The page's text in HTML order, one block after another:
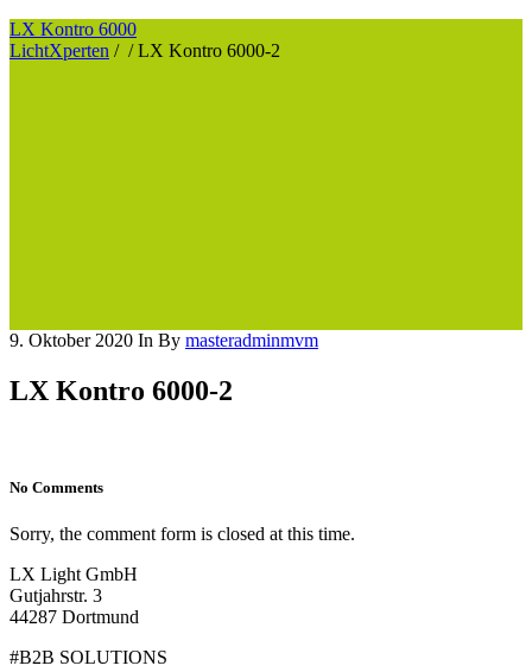
LX Kontro 6000
LichtXperten / /LX Kontro 6000-2
9. Oktober 2020 In By masteradminmvm
LX Kontro 6000-2
No Comments
Sorry, the comment form is closed at this time.
LX Light GmbH
Gutjahrstr. 3
44287 Dortmund
#B2B SOLUTIONS